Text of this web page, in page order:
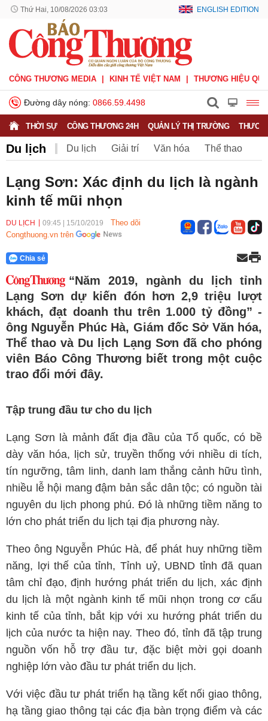
Thứ Hai, 10/08/2026 03:03 ENGLISH EDITION
CÔNG THƯƠNG MEDIA KINH TẾ VIỆT NAM THƯƠNG HIỆU
Đường dây nóng: 0866.59.4498
THỜI SỰ CÔNG THƯƠNG 24H QUẢN LÝ THỊ TRƯỜNG
Du lịch Du lịch Giải trí Văn hóa Thể thao
Lạng Sơn: Xác định du lịch là ngành
kinh tế mũi nhọn
DU LỊCH 09:45 15/10/2019
Theo dõi
Congthuong.vn trên
Chia sẻ
“Năm 2019, ngành du lịch tỉnh
Lạng Sơn dự kiến đón hơn 2,9 triệu lượt
khách, đạt doanh thu trên 1.000 tỷ đồng” -
ông Nguyễn Phúc Hà, Giám đốc Sở Văn hóa,
Thể thao và Du lịch Lạng Sơn đã cho phóng
viên Báo Công Thương biết trong một cuộc
trao đổi mới đây.
Tập trung đầu tư cho du lịch
Lạng Sơn là mảnh đất địa đầu của Tổ quốc, có bề
dày văn hóa, lịch sử, truyền thống với nhiều di tích,
tín ngưỡng, tâm linh, danh lam thắng cảnh hữu tình,
nhiều lễ hội mang đậm bản sắc dân tộc; có nguồn tài
nguyên du lịch phong phú. Đó là những tiềm năng to
lớn cho phát triển du lịch tại địa phương này.
Theo ông Nguyễn Phúc Hà, để phát huy những tiềm
năng, lợi thế của tỉnh, Tỉnh uỷ, UBND tỉnh đã quan
tâm chỉ đạo, định hướng phát triển du lịch, xác định
du lịch là một ngành kinh tế mũi nhọn trong cơ cấu
kinh tế của tỉnh, bắt kịp với xu hướng phát triển du
lịch của nước ta hiện nay. Theo đó, tỉnh đã tập trung
nguồn vốn hỗ trợ đầu tư, đặc biệt mời gọi doanh
nghiệp lớn vào đầu tư phát triển du lịch.
Với việc đầu tư phát triển hạ tầng kết nối giao thông,
hạ tầng giao thông tại các địa bàn trọng điểm và các